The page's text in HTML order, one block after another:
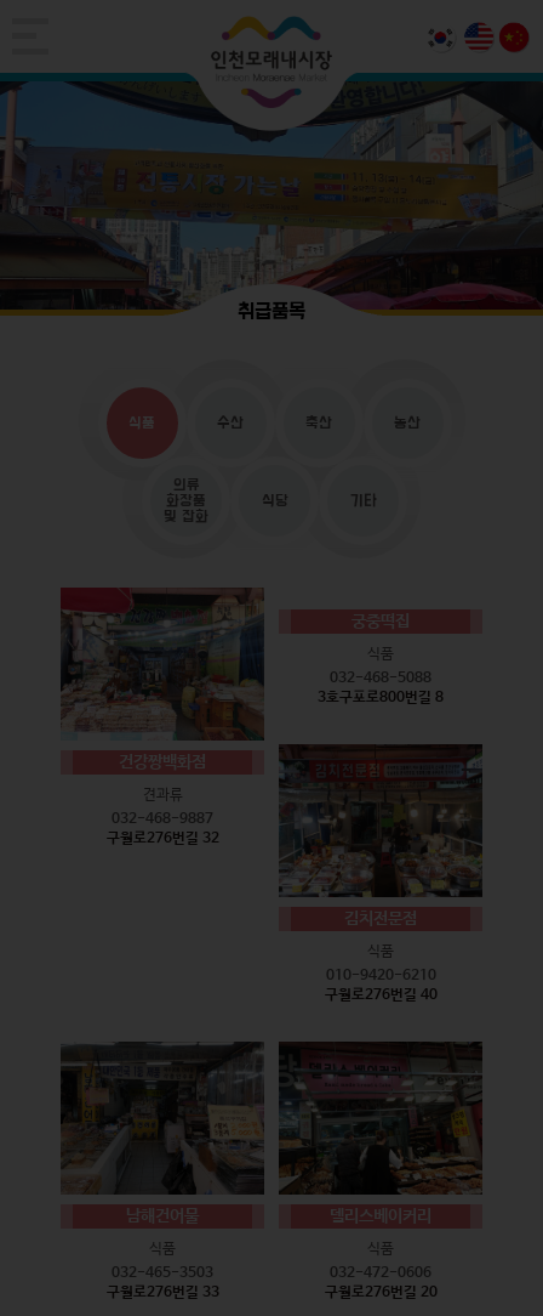
취급품목
식품 수산 축산 농산
의류
화장품
및 잡화
식당 기타
건강짱백화점
견과류
032-468-9887
구월로276번길 32
궁중떡집
식품
032-468-5088
3호구포로800번길 8
김치전문점
식품
010-9420-6210
구월로276번길 40
남해건어물
식품
032-465-3503
구월로276번길 33
델리스베이커리
식품
032-472-0606
구월로276번길 20